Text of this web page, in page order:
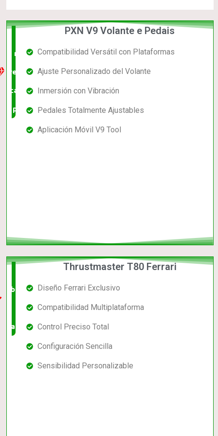
mejor
relación
calidad-
precio
PXN V9 Volante e Pedais
Compatibilidad Versátil con Plataformas
Ajuste Personalizado del Volante
Inmersión con Vibración
Pedales Totalmente Ajustables
Aplicación Móvil V9 Tool
barato,
bien
valorado!
Thrustmaster T80 Ferrari
Diseño Ferrari Exclusivo
Compatibilidad Multiplataforma
Control Preciso Total
Configuración Sencilla
Sensibilidad Personalizable